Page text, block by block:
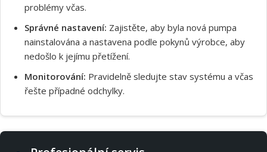
problémy včas.
Správné nastavení: Zajistěte, aby byla nová pumpa
nainstalována a nastavena podle pokynů výrobce, aby
nedošlo k jejímu přetížení.
Monitorování: Pravidelně sledujte stav systému a včas
řešte případné odchylky.